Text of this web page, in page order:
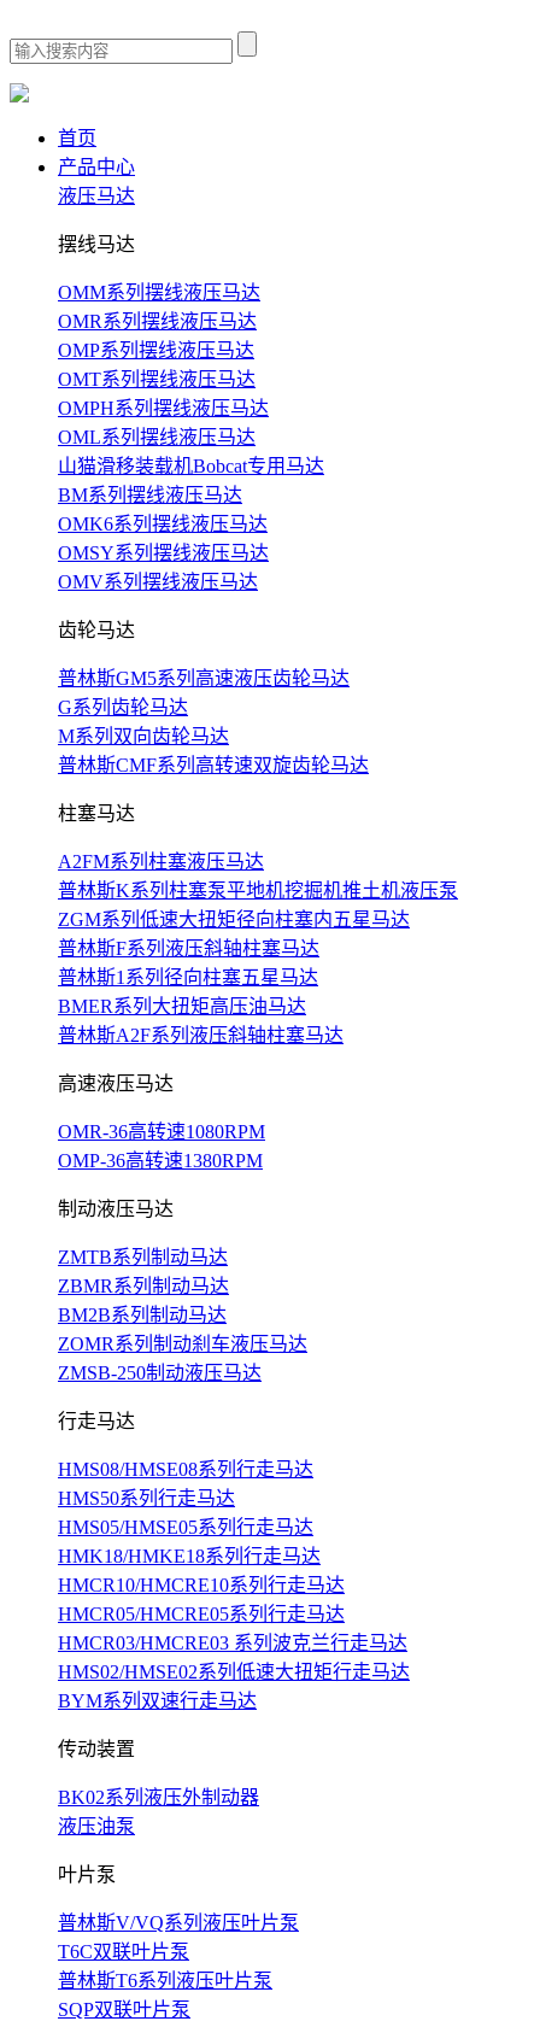
首页
产品中心
液压马达
摆线马达
OMM系列摆线液压马达
OMR系列摆线液压马达
OMP系列摆线液压马达
OMT系列摆线液压马达
OMPH系列摆线液压马达
OML系列摆线液压马达
山猫滑移装载机Bobcat专用马达
BM系列摆线液压马达
OMK6系列摆线液压马达
OMSY系列摆线液压马达
OMV系列摆线液压马达
齿轮马达
普林斯GM5系列高速液压齿轮马达
G系列齿轮马达
M系列双向齿轮马达
普林斯CMF系列高转速双旋齿轮马达
柱塞马达
A2FM系列柱塞液压马达
普林斯K系列柱塞泵平地机挖掘机推土机液压泵
ZGM系列低速大扭矩径向柱塞内五星马达
普林斯F系列液压斜轴柱塞马达
普林斯1系列径向柱塞五星马达
BMER系列大扭矩高压油马达
普林斯A2F系列液压斜轴柱塞马达
高速液压马达
OMR-36高转速1080RPM
OMP-36高转速1380RPM
制动液压马达
ZMTB系列制动马达
ZBMR系列制动马达
BM2B系列制动马达
ZOMR系列制动刹车液压马达
ZMSB-250制动液压马达
行走马达
HMS08/HMSE08系列行走马达
HMS50系列行走马达
HMS05/HMSE05系列行走马达
HMK18/HMKE18系列行走马达
HMCR10/HMCRE10系列行走马达
HMCR05/HMCRE05系列行走马达
HMCR03/HMCRE03 系列波克兰行走马达
HMS02/HMSE02系列低速大扭矩行走马达
BYM系列双速行走马达
传动装置
BK02系列液压外制动器
液压油泵
叶片泵
普林斯V/VQ系列液压叶片泵
T6C双联叶片泵
普林斯T6系列液压叶片泵
SQP双联叶片泵